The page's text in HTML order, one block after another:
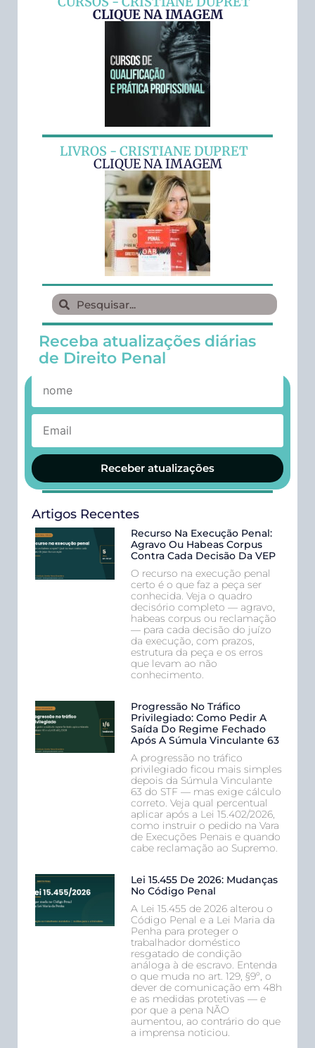
CLIQUE NA IMAGEM
LIVROS - CRISTIANE DUPRET
CLIQUE NA IMAGEM
Receba atualizações diárias
de Direito Penal
Receber atualizações
Artigos Recentes
Recurso Na Execução Penal:
Agravo Ou Habeas Corpus
Contra Cada Decisão Da VEP
O recurso na execução penal
certo é o que faz a peça ser
conhecida. Veja o quadro
decisório completo — agravo,
habeas corpus ou reclamação
— para cada decisão do juízo
da execução, com prazos,
estrutura da peça e os erros
que levam ao não
conhecimento.
Progressão No Tráfico
Privilegiado: Como Pedir A
Saída Do Regime Fechado
Após A Súmula Vinculante 63
A progressão no tráfico
privilegiado ficou mais simples
depois da Súmula Vinculante
63 do STF — mas exige cálculo
correto. Veja qual percentual
aplicar após a Lei 15.402/2026,
como instruir o pedido na Vara
de Execuções Penais e quando
cabe reclamação ao Supremo.
Lei 15.455 De 2026: Mudanças
No Código Penal
A Lei 15.455 de 2026 alterou o
Código Penal e a Lei Maria da
Penha para proteger o
trabalhador doméstico
resgatado de condição
análoga à de escravo. Entenda
o que muda no art. 129, §9º, o
dever de comunicação em 48h
e as medidas protetivas — e
por que a pena NÃO
aumentou, ao contrário do que
a imprensa noticiou.